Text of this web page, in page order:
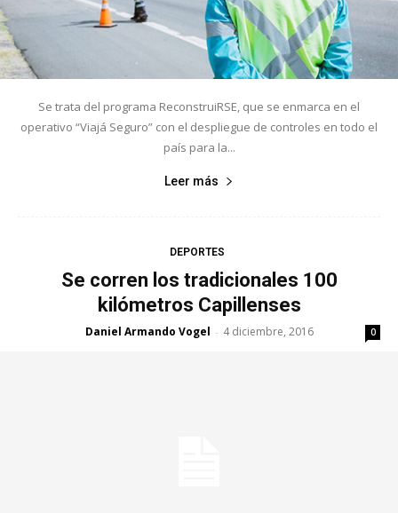
Se trata del programa ReconstruiRSE, que se enmarca en el
operativo “Viajá Seguro” con el despliegue de controles en todo el
país para la...
Leer más
DEPORTES
Se corren los tradicionales 100
kilómetros Capillenses
Daniel Armando Vogel - 4 diciembre, 2016 0